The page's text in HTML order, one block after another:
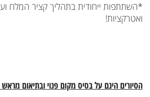
*השתתפות ייחודית בתהליך קציר המלח
ואטרקציות!
הסיורים הינם על בסיס מקום פנוי ובתיאום